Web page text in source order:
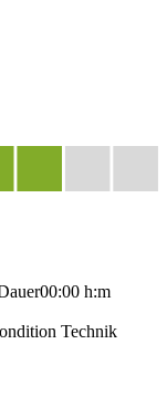
00:00 h:m
Technik